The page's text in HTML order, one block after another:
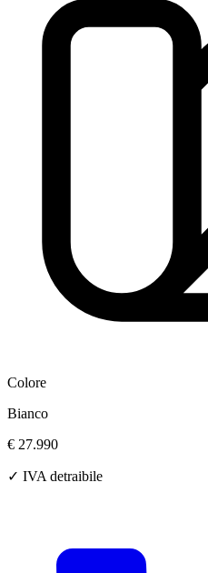
Colore
Bianco
€ 27.990
✓ IVA detraibile